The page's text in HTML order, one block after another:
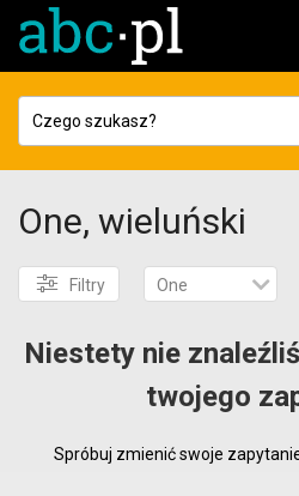
One, wieluński
Filtry One
Niestety nie
twojego
Spróbuj zmienić swoje